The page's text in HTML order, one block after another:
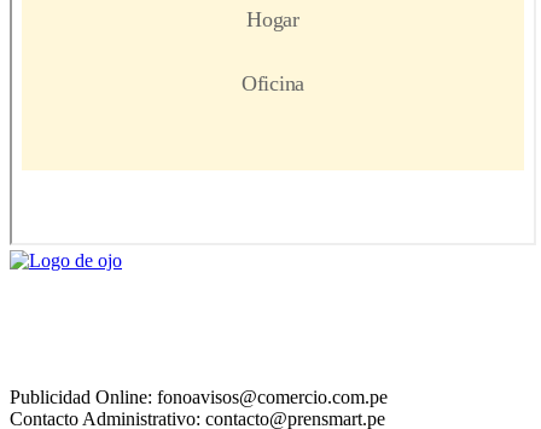
Publicidad Online: fonoavisos@comercio.com.pe
Contacto Administrativo: contacto@prensmart.pe